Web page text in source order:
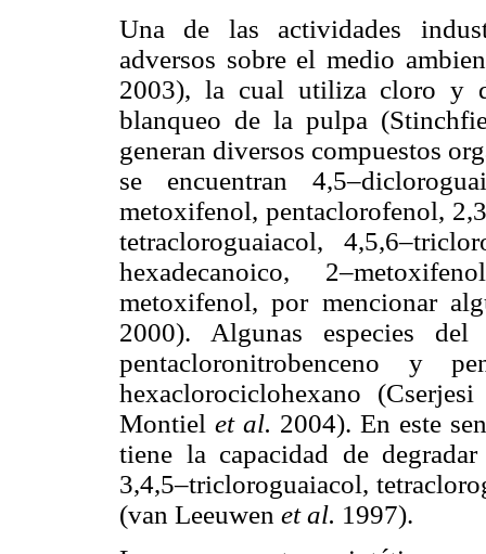
Una de las actividades
adversos sobre el medio
2003), la cual utiliza cloro y
blanqueo de la pulpa
generan diversos compuestos
se encuentran
metoxifenol, pentaclorofenol,
tetracloroguaiacol,
hexadecanoico,
metoxifenol, por mencionar
2000). Algunas especies
pentacloronitrobenceno y
hexaclorociclohexano
Montiel et al. 2004). En este
tiene la capacidad de
3,4,5–tricloroguaiacol,
(van Leeuwen et al. 1997).